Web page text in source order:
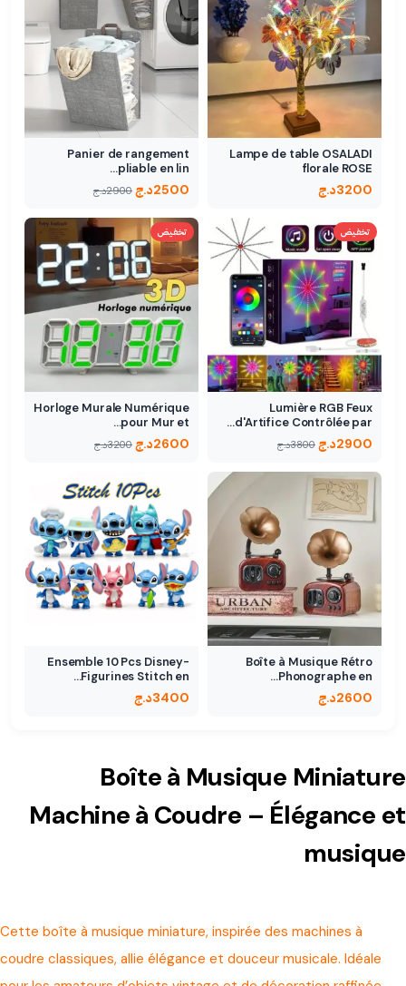
Lampe de table OSALADI
florale ROSE
3200د.ج
Panier de rangement
pliable en lin…
2500د.ج 2900د.ج
تخفيض
Lumière RGB Feux
d'Artifice Contrôlée par…
2900د.ج 3800د.ج
تخفيض
Horloge Murale Numérique
pour Mur et…
2600د.ج 3200د.ج
Boîte à Musique Rétro
Phonographe en…
2600د.ج
Ensemble 10 Pcs Disney-
Figurines Stitch en…
3400د.ج
Boîte à Musique Miniature
Machine à Coudre – Élégance et
musique
Cette boîte à musique miniature, inspirée des machines à
coudre classiques, allie élégance et douceur musicale. Idéale